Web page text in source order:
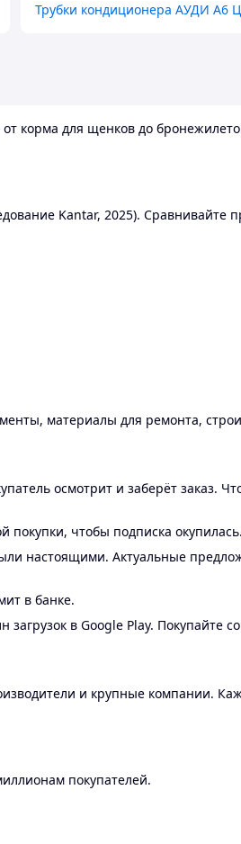
Трубки кондиционера АУДИ А6
корма для щенков до
Kantar, 2025). Сравнивайте
материалы для ремонта,
осмотрит и заберёт заказ.
покупки, чтобы подписка окупилась.
настоящими. Актуальные
в банке.
в Google Play. Покупайте
и крупные компании.
покупателей.